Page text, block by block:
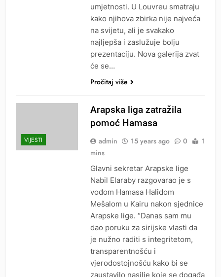
umjetnosti. U Louvreu smatraju
kako njihova zbirka nije najveća
na svijetu, ali je svakako
najljepša i zaslužuje bolju
prezentaciju. Nova galerija zvat
će se…
Pročitaj više
VIJESTI
Arapska liga zatražila
pomoć Hamasa
admin 15 years ago 0
1
mins
Glavni sekretar Arapske lige
Nabil Elaraby razgovarao je s
vođom Hamasa Halidom
Mešalom u Kairu nakon sjednice
Arapske lige. “Danas sam mu
dao poruku za sirijske vlasti da
je nužno raditi s integritetom,
transparentnošću i
vjerodostojnošću kako bi se
zaustavilo nasilje koje se događa